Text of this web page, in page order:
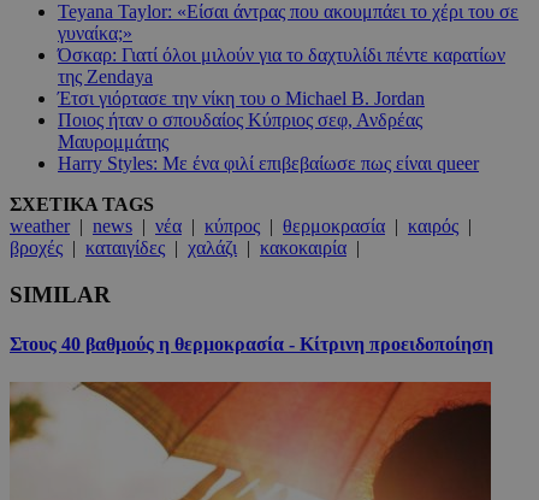
Teyana Taylor: «Είσαι άντρας που ακουμπάει το χέρι του σε
γυναίκα;»
Όσκαρ: Γιατί όλοι μιλούν για το δαχτυλίδι πέντε καρατίων
της Zendaya
Έτσι γιόρτασε την νίκη του ο Michael B. Jordan
Ποιος ήταν ο σπουδαίος Κύπριος σεφ, Ανδρέας
Μαυρομμάτης
Harry Styles: Με ένα φιλί επιβεβαίωσε πως είναι queer
ΣΧΕΤΙΚΑ TAGS
weather| news | νέα | κύπρος | θερμοκρασία | καιρός |
βροχές | καταιγίδες | χαλάζι | κακοκαιρία |
SIMILAR
Στους 40 βαθμούς η θερμοκρασία - Κίτρινη προειδοποίηση